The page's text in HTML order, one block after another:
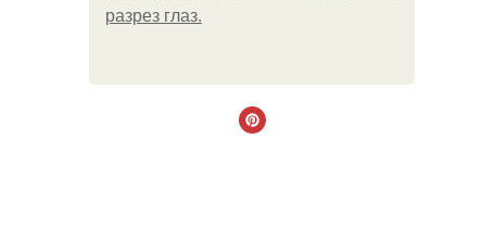
разрез глаз.